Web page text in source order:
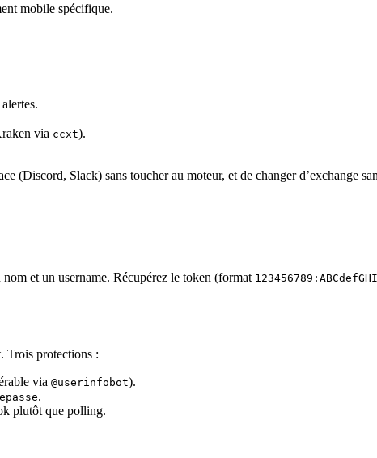
mobile spécifique.
via ccxt).
(Discord, Slack) sans toucher au moteur, et de changer d’exchange
nom et un username. Récupérez le token (format
Trois protections :
via @userinfobot).
.
plutôt que polling.